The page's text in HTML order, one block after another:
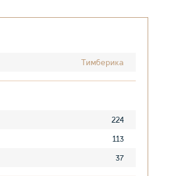
Тимберика
224
113
37